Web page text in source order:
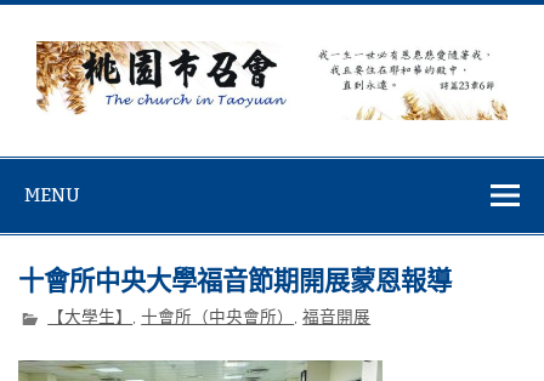
Skip
content
MENU
十會所中央大學福音節期開展蒙恩報導
【大學生】 ,十會所（中央會所） ,福音開展